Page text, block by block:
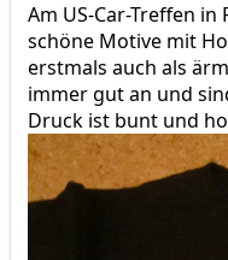
Am US-Car-Treffen
schöne Motive mit
erstmals auch als
immer gut an und
Druck ist bunt und